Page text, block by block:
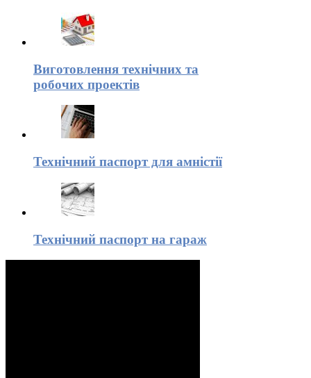
Виготовлення технічних та
робочих проектів
Технічний паспорт для амністії
Технічний паспорт на гараж